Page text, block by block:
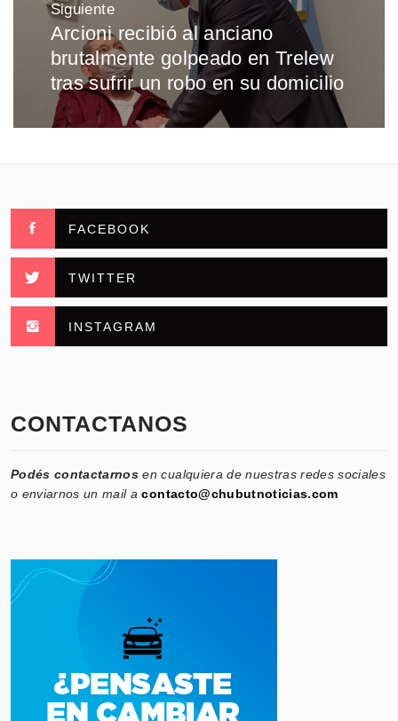
Siguiente
Entrada
siguiente:
Arcioni recibió al anciano
brutalmente golpeado en Trelew
tras sufrir un robo en su domicilio
FACEBOOK
TWITTER
INSTAGRAM
CONTACTANOS
Podés contactarnos en cualquiera de nuestras redes sociales
o enviarnos un mail acontacto@chubutnoticias.com